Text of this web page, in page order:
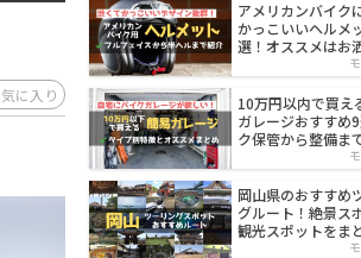
に入り
アメリカンバイク
かっこいいヘルメ
選！オススメはお
10万円以内で買え
ガレージおすすめ
ク保管から整備ま
岡山県のおすすめ
グルート！絶景ス
観光スポットをま